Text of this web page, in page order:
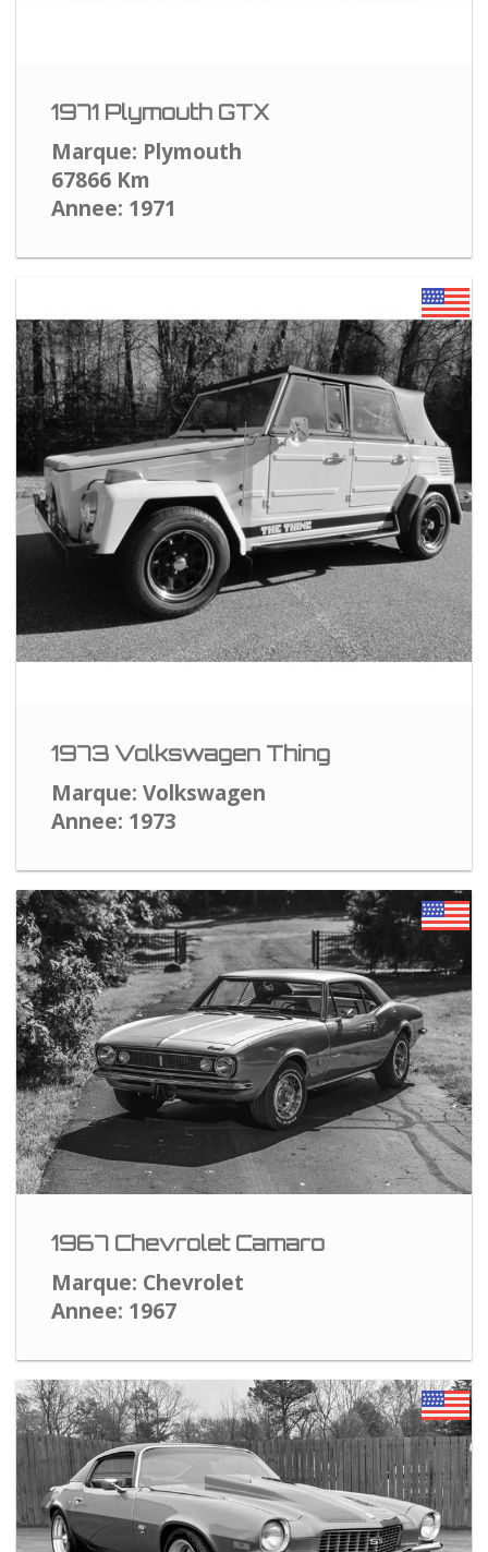
1971 Plymouth GTX
Marque: Plymouth
67866 Km
Annee: 1971
1973 Volkswagen Thing
Marque: Volkswagen
Annee: 1973
1967 Chevrolet Camaro
Marque: Chevrolet
Annee: 1967